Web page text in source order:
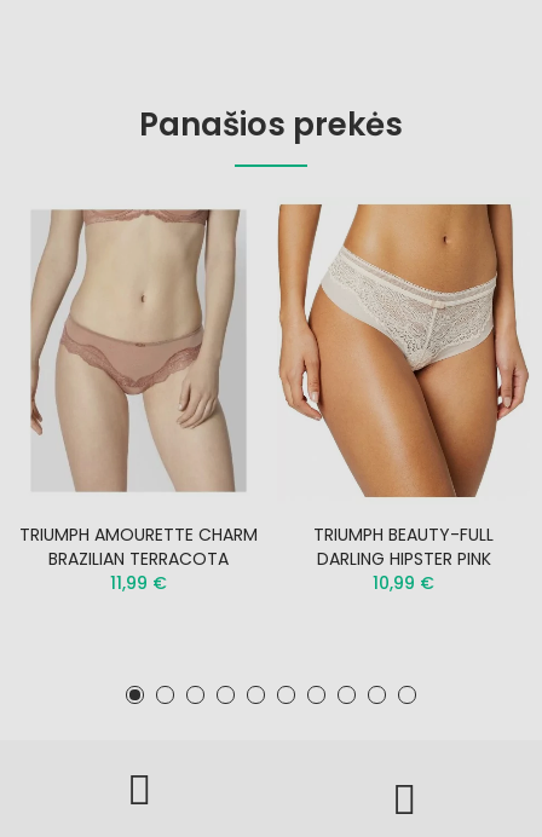
Panašios prekės
TRIUMPH AMOURETTE CHARM
BRAZILIAN TERRACOTA
11,99 €
TRIUMPH BEAUTY-FULL
DARLING HIPSTER PINK
10,99 €